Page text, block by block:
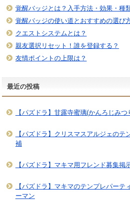
覚醒バッジとは？入手方法・効果・種
覚醒バッジの使い道とおすすめの選び
クエストシステムとは？
親友選択リセット！誰を登録する？
友情ポイントの上限は？
最近の投稿
【パズドラ】甘露寺蜜璃(かんろじみ
【パズドラ】クリスマスアルジェの
補
【パズドラ】マキマ用フレンド募集
【パズドラ】マキマのテンプレパーテ
ーマン